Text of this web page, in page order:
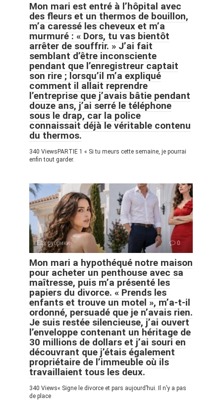
Mon mari est entré à l’hôpital avec
des fleurs et un thermos de bouillon,
m’a caressé les cheveux et m’a
murmuré : « Dors, tu vas bientôt
arrêter de souffrir. » J’ai fait
semblant d’être inconsciente
pendant que l’enregistreur captait
son rire ; lorsqu’il m’a expliqué
comment il allait reprendre
l’entreprise que j’avais bâtie pendant
douze ans, j’ai serré le téléphone
sous le drap, car la police
connaissait déjà le véritable contenu
du thermos.
340 ViewsPARTIE 1 « Si tu meurs cette semaine, je pourrai
enfin tout garder.
Без рубрики 0
Mon mari a hypothéqué notre maison
pour acheter un penthouse avec sa
maîtresse, puis m’a présenté les
papiers du divorce. « Prends les
enfants et trouve un motel », m’a-t-il
ordonné, persuadé que je n’avais rien.
Je suis restée silencieuse, j’ai ouvert
l’enveloppe contenant un héritage de
30 millions de dollars et j’ai souri en
découvrant que j’étais également
propriétaire de l’immeuble où ils
travaillaient tous les deux.
340 Views« Signe le divorce et pars aujourd’hui. Il n’y a pas
de place